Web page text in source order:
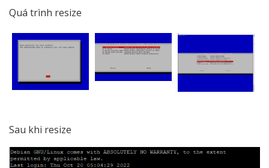
Quá trình resize
Sau khi resize